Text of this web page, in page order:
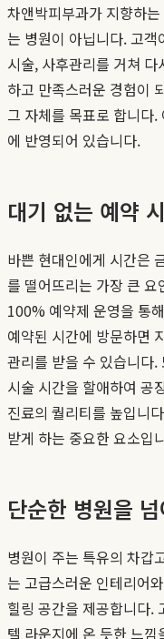
차앤박피부과가 지향하
는 병원이 아닙니다. 고
시술, 사후관리를 거쳐
하고 만족스러운 경험이
그 자체를 목표로 합니다
에 반영되어 있습니다.
대기 없는 예약
바쁜 현대인에게 시간은
를 떨어뜨리는 가장 큰
100% 예약제 운영을 통
예약된 시간에 방문하면
관리를 받을 수 있습니다
시술 시간을 할애하여 공
진료의 퀄리티를 높입니
받게 하는 중요한 요소입
단순한 병원을
병원이 주는 특유의 차갑
는 고급스러운 인테리어
힐링 공간을 제공합니다.
텔 라운지에 온 듯한 느